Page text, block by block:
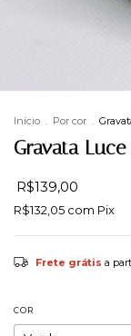
Início . Por cor .
Gravata
R$139,00
R$132,05 com Pix
Frete grátis a
COR